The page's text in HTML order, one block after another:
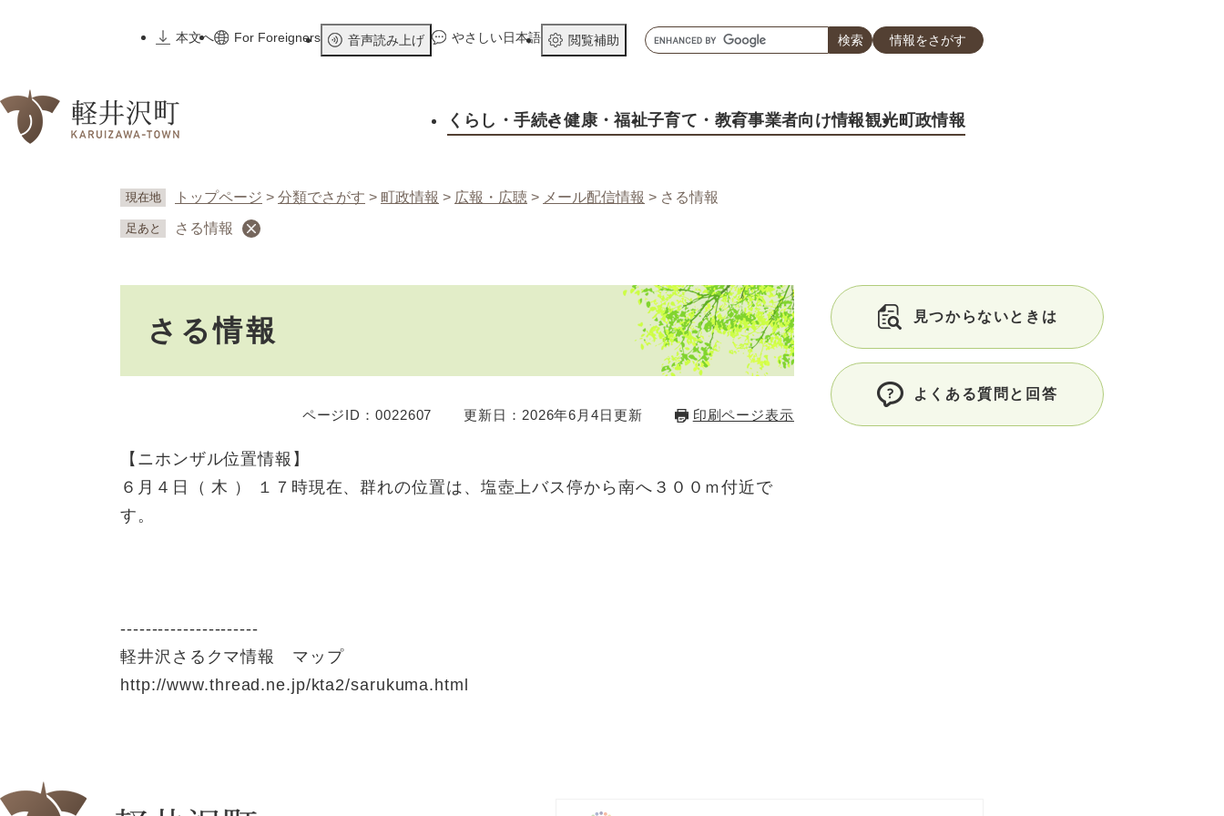
先
本文へ
For Foreigners 音声読み上げ やさしい日本語 閲覧補助
キ
ー
ド
情報をさがす
くらし ・手続き健康 ・福祉子育て ・教育事業者向け情報観光町政情報
現在地 トップページ > 分類でさがす > 町政情報 > 広報・広聴 > メール配信情報 > さる情報
足あと さる情報
さる情報
ページID：0022607 更新日：2026年6月4日更新 印刷ページ表示
【ニホンザル位置情報】
６月４日（ 木 ） １７時現在、群れの位置は、塩壺上バス停から南へ３００ｍ付近で
す。
----------------------
軽井沢さるクマ情報 マップ
http://www.thread.ne.jp/kta2/sarukuma.html
見つからないときは
よくある質問と回答